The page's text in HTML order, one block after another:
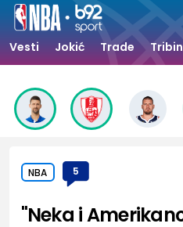
Vesti Jokić Trade
NBA 5
"Neka i